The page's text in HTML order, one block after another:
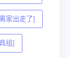
家出走了]
组]